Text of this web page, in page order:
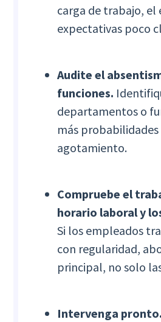
carga de trabajo, el
expectativas poco
Audite el
funciones.
departamentos o
más
agotamiento.
Compruebe el
horario laboral y
Si los empleados
con regularidad,
principal, no solo
Intervenga pronto.